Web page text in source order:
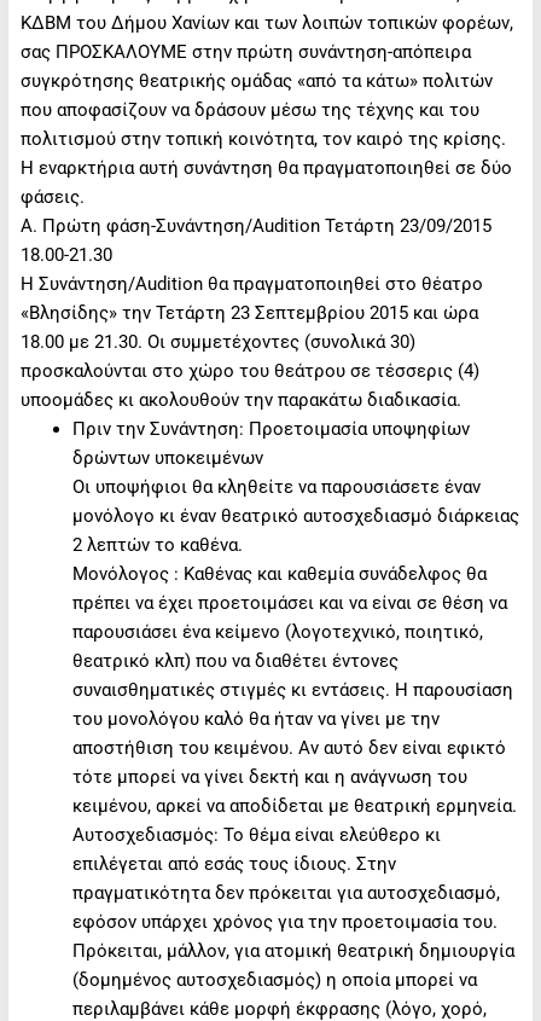
ΚΔΒΜ του Δήμου Χανίων και των λοιπών τοπικών φορέων,
σας ΠΡΟΣΚΑΛΟΥΜΕ στην πρώτη συνάντηση-απόπειρα
συγκρότησης θεατρικής ομάδας «από τα κάτω» πολιτών
που αποφασίζουν να δράσουν μέσω της τέχνης και του
πολιτισμού στην τοπική κοινότητα, τον καιρό της κρίσης.
Η εναρκτήρια αυτή συνάντηση θα πραγματοποιηθεί σε δύο
φάσεις.
Α. Πρώτη φάση-Συνάντηση/Audition Τετάρτη 23/09/2015
18.00-21.30
Η Συνάντηση/Audition θα πραγματοποιηθεί στο θέατρο
«Βλησίδης» την Τετάρτη 23 Σεπτεμβρίου 2015 και ώρα
18.00 με 21.30. Οι συμμετέχοντες (συνολικά 30)
προσκαλούνται στο χώρο του θεάτρου σε τέσσερις (4)
υποομάδες κι ακολουθούν την παρακάτω διαδικασία.
Πριν την Συνάντηση: Προετοιμασία υποψηφίων
δρώντων υποκειμένων
Οι υποψήφιοι θα κληθείτε να παρουσιάσετε έναν
μονόλογο κι έναν θεατρικό αυτοσχεδιασμό διάρκειας
2 λεπτών το καθένα.
Μονόλογος : Καθένας και καθεμία συνάδελφος θα
πρέπει να έχει προετοιμάσει και να είναι σε θέση να
παρουσιάσει ένα κείμενο (λογοτεχνικό, ποιητικό,
θεατρικό κλπ) που να διαθέτει έντονες
συναισθηματικές στιγμές κι εντάσεις. Η παρουσίαση
του μονολόγου καλό θα ήταν να γίνει με την
αποστήθιση του κειμένου. Αν αυτό δεν είναι εφικτό
τότε μπορεί να γίνει δεκτή και η ανάγνωση του
κειμένου, αρκεί να αποδίδεται με θεατρική ερμηνεία.
Αυτοσχεδιασμός: Το θέμα είναι ελεύθερο κι
επιλέγεται από εσάς τους ίδιους. Στην
πραγματικότητα δεν πρόκειται για αυτοσχεδιασμό,
εφόσον υπάρχει χρόνος για την προετοιμασία του.
Πρόκειται, μάλλον, για ατομική θεατρική δημιουργία
(δομημένος αυτοσχεδιασμός) η οποία μπορεί να
περιλαμβάνει κάθε μορφή έκφρασης (λόγο, χορό,